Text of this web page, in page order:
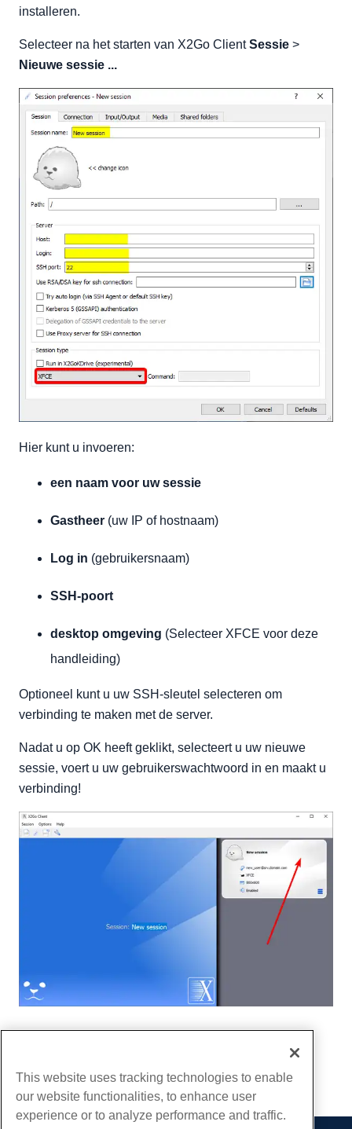
installeren.
Selecteer na het starten van X2Go ClientSessie >
Nieuwe sessie ...
Hier kunt u invoeren:
een naam voor uw sessie
Gastheer (uw IP of hostnaam)
Log in (gebruikersnaam)
SSH-poort
desktop omgeving (Selecteer XFCE voor deze
handleiding)
Optioneel kunt u uw SSH-sleutel selecteren om
verbinding te maken met de server.
Nadat u op OK heeft geklikt, selecteert u uw nieuwe
sessie, voert u uw gebruikerswachtwoord in en maakt u
verbinding!
Kopiëren URL
This website uses tracking technologies to enable
our website functionalities, to enhance user
experience or to analyze performance and traffic.